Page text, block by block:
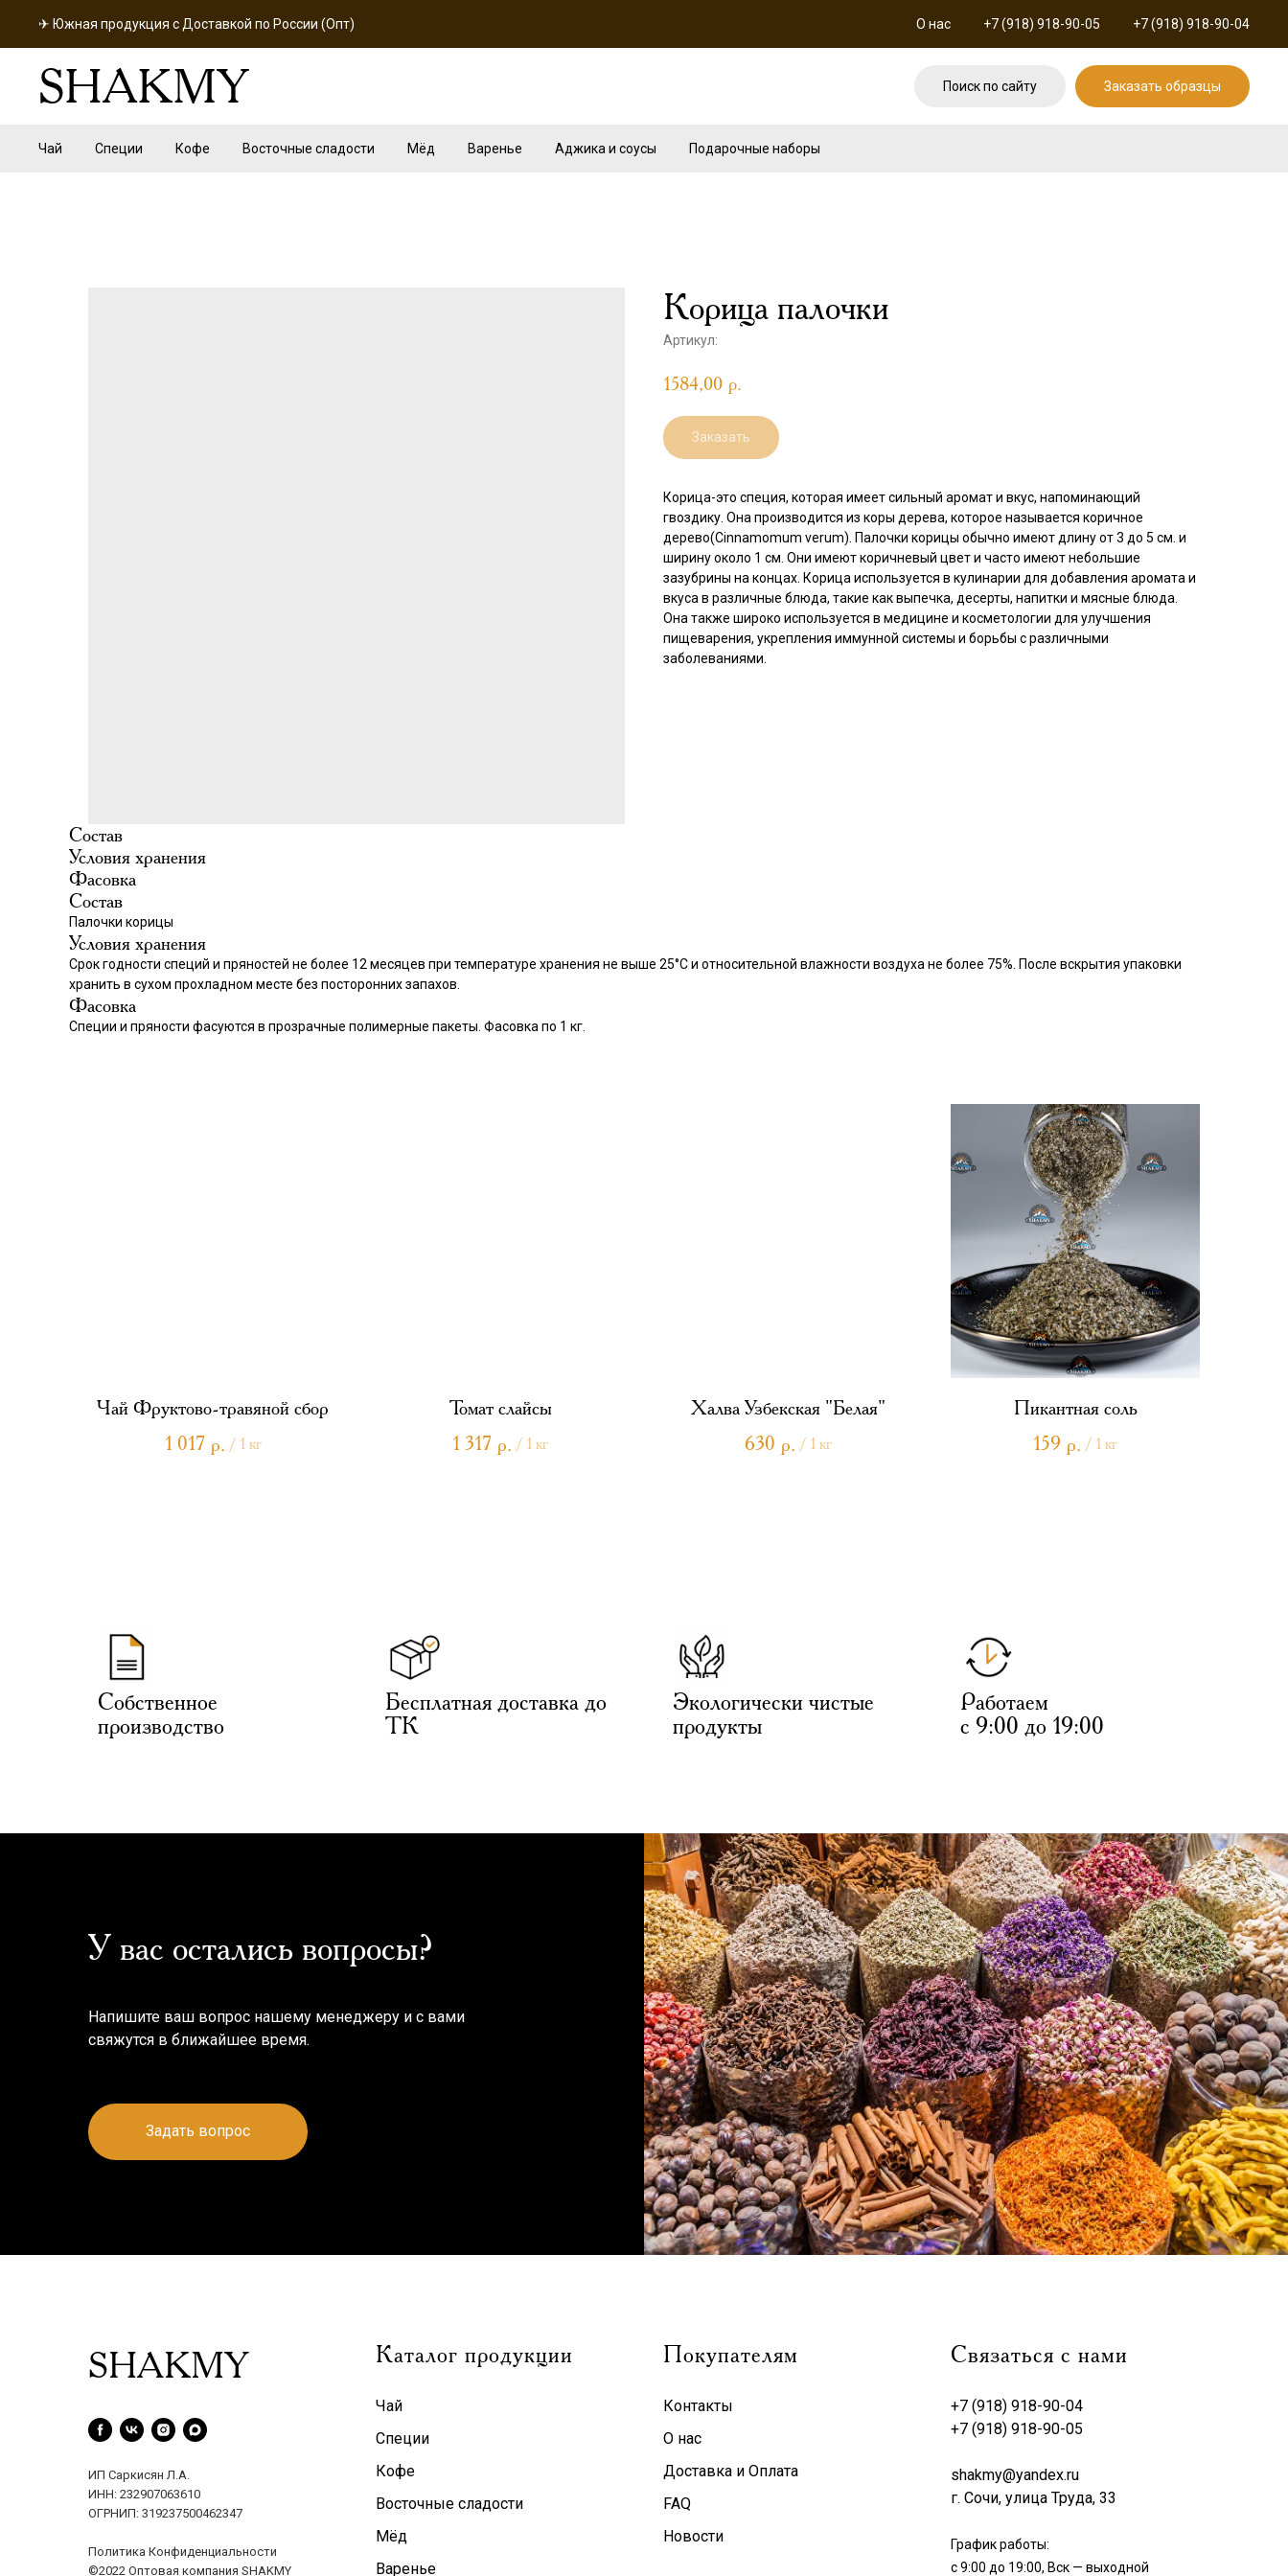
✈ Южная продукция с Доставкой по России (Опт) О нас +7 (918) 918-90-05 +7 (918) 918-90-04
SHAKMY Поиск по сайту Заказать образцы
Чай Специи Кофе Восточные сладости Мёд Варенье Аджика и соусы Подарочные наборы
Корица палочки
Артикул:
1584,00 р.
Заказать
Корица-это специя, которая имеет сильный аромат и вкус, напоминающий
гвоздику. Она производится из коры дерева, которое называется коричное
дерево(Cinnamomum verum). Палочки корицы обычно имеют длину от 3 до 5 см. и
ширину около 1 см. Они имеют коричневый цвет и часто имеют небольшие
зазубрины на концах. Корица используется в кулинарии для добавления аромата и
вкуса в различные блюда, такие как выпечка, десерты, напитки и мясные блюда.
Она также широко используется в медицине и косметологии для улучшения
пищеварения, укрепления иммунной системы и борьбы с различными
заболеваниями.
Состав
Условия хранения
Фасовка
Состав
Палочки корицы
Условия хранения
Срок годности специй и пряностей не более 12 месяцев при температуре хранения не выше 25°С и относительной влажности воздуха не более 75%. После вскрытия упаковки
хранить в сухом прохладном месте без посторонних запахов.
Фасовка
Специи и пряности фасуются в прозрачные полимерные пакеты. Фасовка по 1 кг.
Чай Фруктово-травяной сбор
1 017 р. / 1 кг
Томат слайсы
1 317 р. / 1 кг
Халва Узбекская "Белая"
630 р. / 1 кг
Пикантная соль
159 р. / 1 кг
Собственное
производство
Бесплатная доставка до
ТК
Экологически чистые
продукты
Работаем
с 9:00 до 19:00
У вас остались вопросы?
Напишите ваш вопрос нашему менеджеру и с вами
свяжутся в ближайшее время.
Задать вопрос
SHAKMY
ИП Саркисян Л.А.
ИНН: 232907063610
ОГРНИП: 319237500462347
Политика Конфиденциальности
©2022 Оптовая компания SHAKMY
Каталог продукции
Чай
Специи
Кофе
Восточные сладости
Мёд
Варенье
Покупателям
Контакты
О нас
Доставка и Оплата
FAQ
Новости
Связаться с нами
+7 (918) 918-90-04
+7 (918) 918-90-05
shakmy@yandex.ru
г. Сочи, улица Труда, 33
График работы:
с 9:00 до 19:00, Вск — выходной